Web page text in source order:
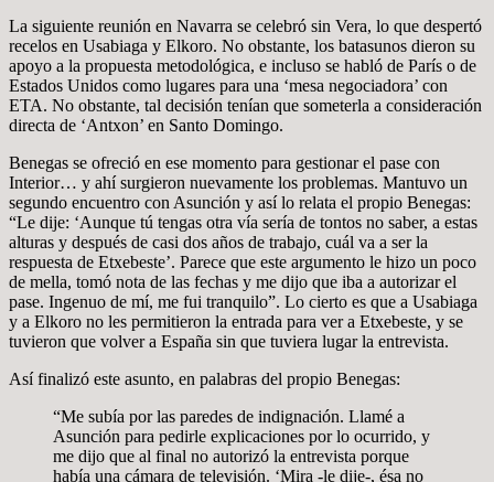
La siguiente reunión en Navarra se celebró sin Vera, lo que despertó
recelos en Usabiaga y Elkoro. No obstante, los batasunos dieron su
apoyo a la propuesta metodológica, e incluso se habló de París o de
Estados Unidos como lugares para una ‘mesa negociadora’ con
ETA. No obstante, tal decisión tenían que someterla a consideración
directa de ‘Antxon’ en Santo Domingo.
Benegas se ofreció en ese momento para gestionar el pase con
Interior… y ahí surgieron nuevamente los problemas. Mantuvo un
segundo encuentro con Asunción y así lo relata el propio Benegas:
“Le dije: ‘Aunque tú tengas otra vía sería de tontos no saber, a estas
alturas y después de casi dos años de trabajo, cuál va a ser la
respuesta de Etxebeste’. Parece que este argumento le hizo un poco
de mella, tomó nota de las fechas y me dijo que iba a autorizar el
pase. Ingenuo de mí, me fui tranquilo”. Lo cierto es que a Usabiaga
y a Elkoro no les permitieron la entrada para ver a Etxebeste, y se
tuvieron que volver a España sin que tuviera lugar la entrevista.
Así finalizó este asunto, en palabras del propio Benegas:
“Me subía por las paredes de indignación. Llamé a
Asunción para pedirle explicaciones por lo ocurrido, y
me dijo que al final no autorizó la entrevista porque
había una cámara de televisión. ‘Mira -le dije-, ésa no